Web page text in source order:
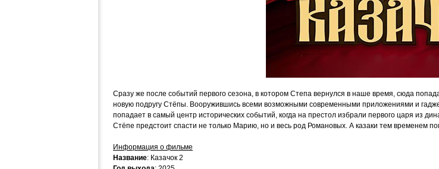
Сразу же после событий первого сезона, в котором Степа вернулся в наше время, сюда
новую подругу Стёпы. Вооружившись всеми возможными современными приложениями и
попадает в самый центр исторических событий, когда на престол избрали первого царя из
Стёпе предстоит спасти не только Марию, но и весь род Романовых. А казаки тем временем
Информация о фильме
Название: Казачок 2